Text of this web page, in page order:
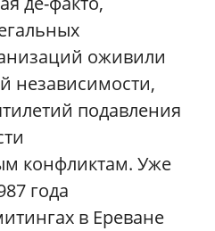
оживили
независимости,
подавления
конфликтам. Уже
года
в Ереване